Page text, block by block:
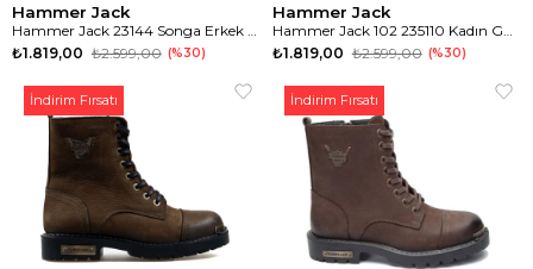
Hammer Jack
₺1.819,00 ₺2.599,00 %30
Hammer Jack
₺1.819,00 ₺2.599,00 %30
İndirim Fırsatı İndirim Fırsatı